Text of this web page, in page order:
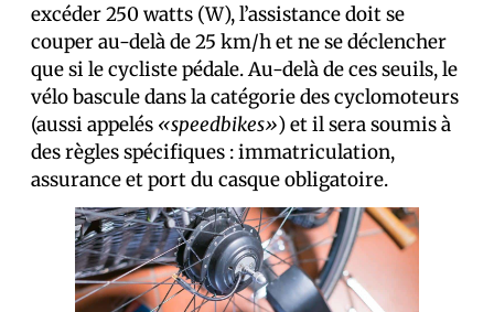
excéder 250 watts (W), l’assistance doit se
couper au-delà de 25 km/h et ne se déclencher
que si le cycliste pédale. Au-delà de ces seuils, le
vélo bascule dans la catégorie des cyclomoteurs
(aussi appelés «speedbikes») et il sera soumis à
des règles spécifiques : immatriculation,
assurance et port du casque obligatoire.